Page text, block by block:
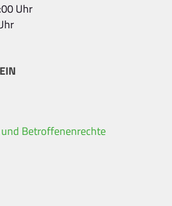
Uhr
Betroffenenrechte
gekennzeichneten Felder sind